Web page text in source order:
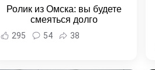
Ролик из Омска: вы будете
смеяться долго
295 54 38